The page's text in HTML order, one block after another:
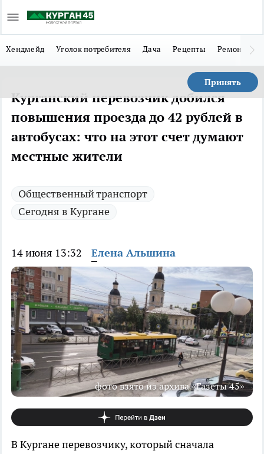
Хендмейд Уголок потребителя Дача Рецепты Ремонт
Принять
Курганский перевозчик добился
повышения проезда до 42 рублей в
автобусах: что на этот счет думают
местные жители
Общественный транспорт
Сегодня в Кургане
14 июня 13:32 Елена Альшина
фото взято из архива «Газеты 45»
В Кургане перевозчику, который сначала